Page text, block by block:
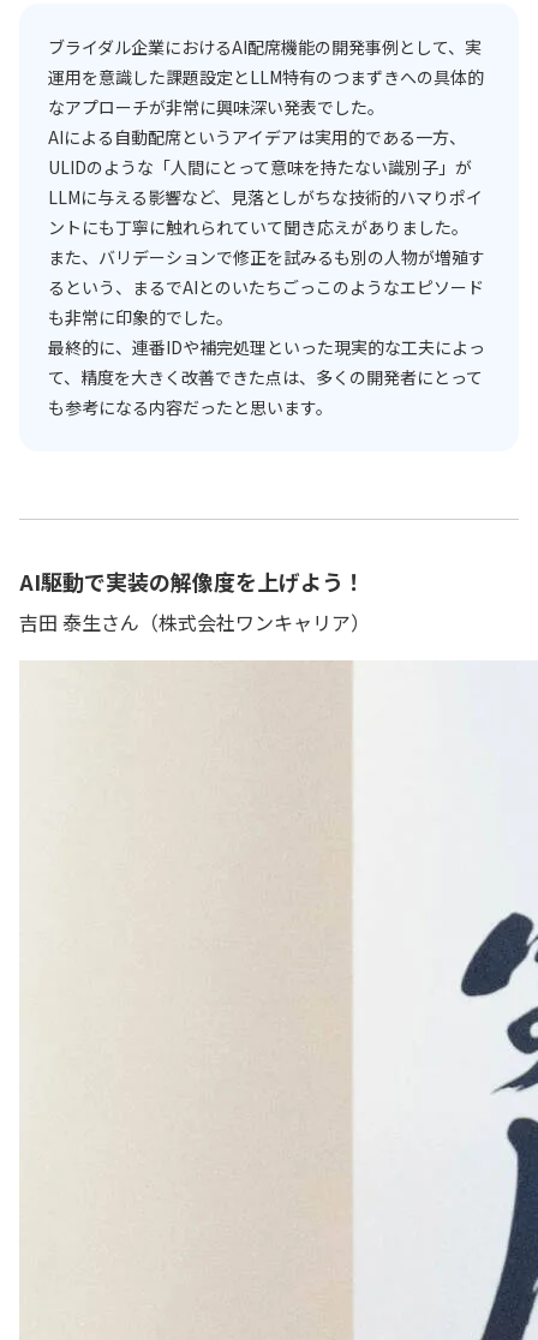
ブライダル企業におけるAI配席機能の開発事例として、実
運用を意識した課題設定とLLM特有のつまずきへの具体的
なアプローチが非常に興味深い発表でした。
AIによる自動配席というアイデアは実用的である一方、
ULIDのような「人間にとって意味を持たない識別子」が
LLMに与える影響など、見落としがちな技術的ハマりポイ
ントにも丁寧に触れられていて聞き応えがありました。
また、バリデーションで修正を試みるも別の人物が増殖す
るという、まるでAIとのいたちごっこのようなエピソード
も非常に印象的でした。
最終的に、連番IDや補完処理といった現実的な工夫によっ
て、精度を大きく改善できた点は、多くの開発者にとって
も参考になる内容だったと思います。
AI駆動で実装の解像度を上げよう！
吉田 泰生さん（株式会社ワンキャリア）